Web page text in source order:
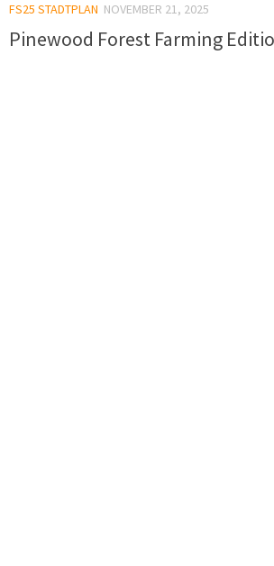
FS25 STADTPLAN NOVEMBER 21, 2025
Pinewood Forest Farming